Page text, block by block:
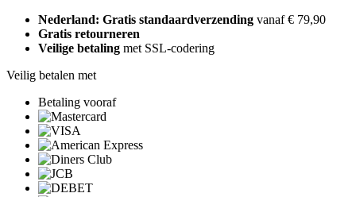
Nederland: Gratis standaardverzending vanaf € 79,90
Gratis retourneren
Veilige betaling met SSL-codering
Veilig betalen met
Betaling vooraf